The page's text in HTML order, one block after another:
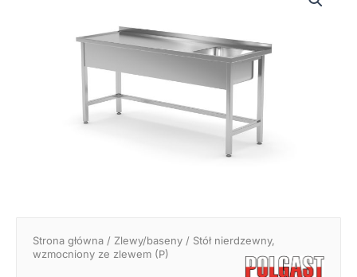
Strona główna / Zlewy/baseny / Stół nierdzewny,
wzmocniony ze zlewem (P)